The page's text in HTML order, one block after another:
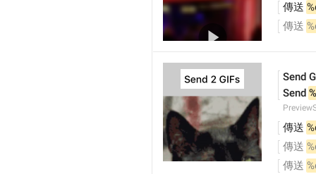
傳送
傳送
Send
Send
傳送
傳送
傳送